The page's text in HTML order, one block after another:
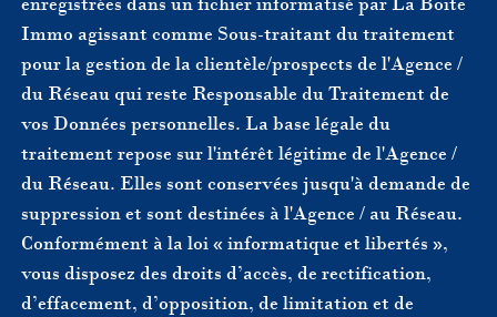
Immo agissant comme Sous-traitant du traitement
pour la gestion de la clientèle/prospects de l'Agence /
du Réseau qui reste Responsable du Traitement de
vos Données personnelles. La base légale du
traitement repose sur l'intérêt légitime de l'Agence /
du Réseau. Elles sont conservées jusqu'à demande de
suppression et sont destinées à l'Agence / au Réseau.
Conformément à la loi « informatique et libertés »,
vous disposez des droits d’accès, de rectification,
d’effacement, d’opposition, de limitation et de